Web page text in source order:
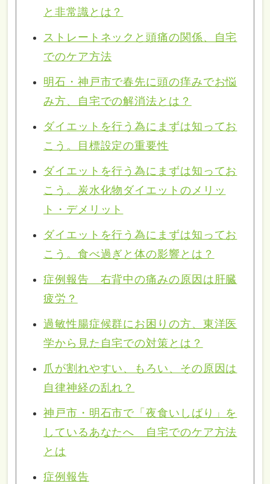
と非常識とは？
ストレートネックと頭痛の関係、自宅
でのケア方法
明石・神戸市で春先に頭の痒みでお悩
み方、自宅での解消法とは？
ダイエットを行う為にまずは知ってお
こう。目標設定の重要性
ダイエットを行う為にまずは知ってお
こう。炭水化物ダイエットのメリッ
ト・デメリット
ダイエットを行う為にまずは知ってお
こう。食べ過ぎと体の影響とは？
症例報告 右背中の痛みの原因は肝臓
疲労？
過敏性腸症候群にお困りの方、東洋医
学から見た自宅での対策とは？
爪が割れやすい、もろい、その原因は
自律神経の乱れ？
神戸市・明石市で「夜食いしばり」を
しているあなたへ 自宅でのケア方法
とは
症例報告